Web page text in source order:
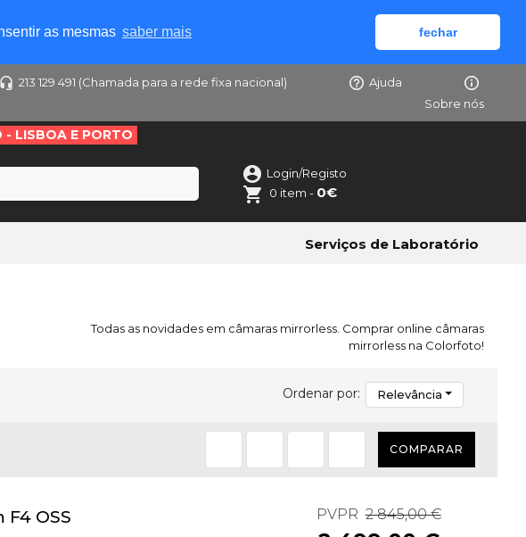
as mesmas saber mais fechar
213 129 491 (Chamada para a rede fixa nacional)
Ajuda
Sobre nós
- LISBOA E PORTO
Login/Registo
0 item - 0€
Serviços de Laboratório
Todas as novidades em câmaras mirrorless. Comprar online câmaras
mirrorless na Colorfoto!
Ordenar por: Relevância
COMPARAR
F4 OSS PVPR 2 845,00 €